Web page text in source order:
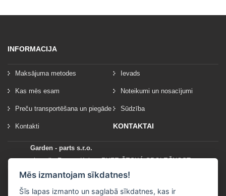
INFORMACIJA
Maksājuma metodes Ievads
Kas mēs esam Noteikumi un nosacījumi
Preču transportēšana un piegāde Sūdzība
Kontakti KONTAKTAI
Garden - parts s.r.o.
vlastník: Roman Kylar - RYZE ČESKÁ SPOLEČNOST
Mladějov na Moravě 153
Mēs izmantojam sīkdatnes!
Šīs lapas izmanto un saglabā sīkdatnes, kas ir